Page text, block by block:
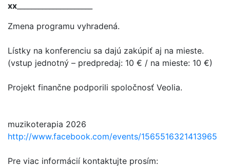
xx
Zmena programu vyhradená.
Lístky na konferenciu sa dajú zakúpiť aj na mieste.
(vstup jednotný – predpredaj: 10 € / na mieste: 10 €)
Projekt finančne podporili spoločnosť Veolia.
muzikoterapia 2026
http://www.facebook.com/events/1565516321413965
Pre viac informácií kontaktujte prosím: